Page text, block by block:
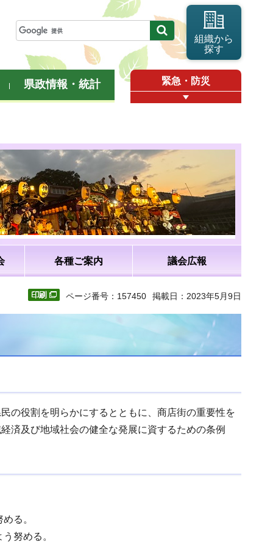
組織から
探す
県政情報・統計 緊急・防災
各種ご案内 議会広報
ページ番号：157450 掲載日：2023年5月9日
の役割を明らかにするとともに、商店街の重要性を
済及び地域社会の健全な発展に資するための条例
る。
努める。